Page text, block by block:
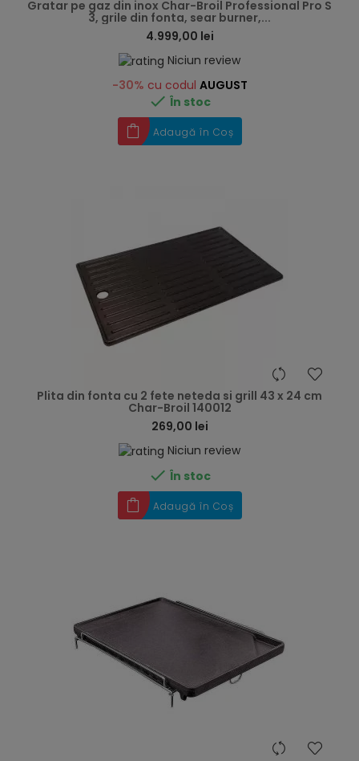
Gratar pe gaz din inox Char-Broil Professional Pro S
3, grile din fonta, sear burner,...
4.999,00 lei
Niciun review
-30% cu codul AUGUST
 În stoc
Adaugă în Coș
Plita din fonta cu 2 fete neteda si grill 43 x 24 cm
Char-Broil 140012
269,00 lei
Niciun review
 În stoc
Adaugă în Coș